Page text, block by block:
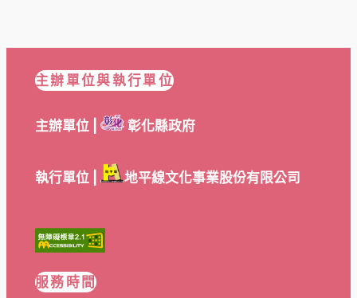
主辦單位與執行單位
主辦單位 | 彰化縣政府
執行單位 | 地平線文化事業股份有限公司
服務時間